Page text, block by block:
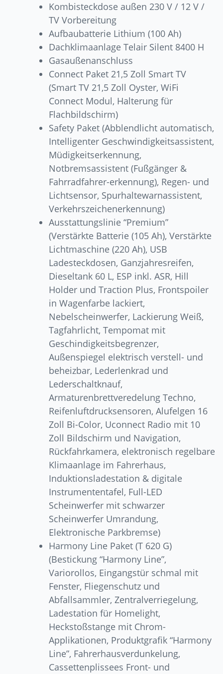
Kombisteckdose außen 230 V / 12 V /
TV Vorbereitung
Aufbaubatterie Lithium (100 Ah)
Dachklimaanlage Telair Silent 8400 H
Gasaußenanschluss
Connect Paket 21,5 Zoll Smart TV
(Smart TV 21,5 Zoll Oyster, WiFi
Connect Modul, Halterung für
Flachbildschirm)
Safety Paket (Abblendlicht automatisch,
Intelligenter Geschwindigkeitsassistent,
Müdigkeitserkennung,
Notbremsassistent (Fußgänger &
Fahrradfahrer-erkennung), Regen- und
Lichtsensor, Spurhaltewarnassistent,
Verkehrszeichenerkennung)
Ausstattungslinie “Premium”
(Verstärkte Batterie (105 Ah), Verstärkte
Lichtmaschine (220 Ah), USB
Ladesteckdosen, Ganzjahresreifen,
Dieseltank 60 L, ESP inkl. ASR, Hill
Holder und Traction Plus, Frontspoiler
in Wagenfarbe lackiert,
Nebelscheinwerfer, Lackierung Weiß,
Tagfahrlicht, Tempomat mit
Geschindigkeitsbegrenzer,
Außenspiegel elektrisch verstell- und
beheizbar, Lederlenkrad und
Lederschaltknauf,
Armaturenbrettveredelung Techno,
Reifenluftdrucksensoren, Alufelgen 16
Zoll Bi-Color, Uconnect Radio mit 10
Zoll Bildschirm und Navigation,
Rückfahrkamera, elektronisch regelbare
Klimaanlage im Fahrerhaus,
Induktionsladestation & digitale
Instrumententafel, Full-LED
Scheinwerfer mit schwarzer
Scheinwerfer Umrandung,
Elektronische Parkbremse)
Harmony Line Paket (T 620 G)
(Bestickung “Harmony Line”,
Variorollos, Eingangstür schmal mit
Fenster, Fliegenschutz und
Abfallsammler, Zentralverriegelung,
Ladestation für Homelight,
Heckstoßstange mit Chrom-
Applikationen, Produktgrafik “Harmony
Line”, Fahrerhausverdunkelung,
Cassettenplissees Front- und